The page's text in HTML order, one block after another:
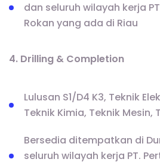
dan seluruh wilayah kerja
Rokan yang ada di Riau
4. Drilling & Completion
Lulusan S1/D4 K3, Teknik
Teknik Kimia, Teknik Mesin,
Bersedia ditempatkan di
seluruh wilayah kerja PT.